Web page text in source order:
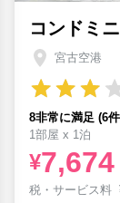
コンドミ
宮古空港
8非常に満足 (6
1部屋 x 1泊
¥7,674
税・サービス料